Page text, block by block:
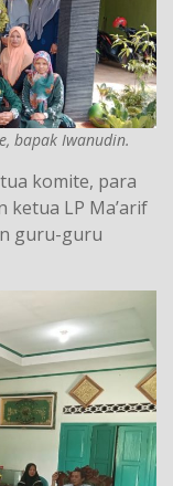
bapak Iwanudin.
komite, para
LP Ma’arif
guru-guru